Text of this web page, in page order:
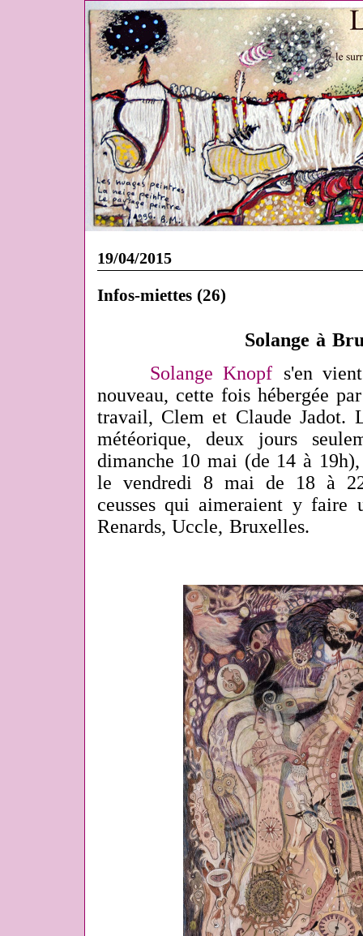
19/04/2015
Infos-miettes (26)
Solange à
Solange Knopf s'en
nouveau, cette fois hébergée
travail, Clem et Claude Jadot.
météorique, deux jours
dimanche 10 mai (de 14 à 19h),
le vendredi 8 mai de 18 à
ceusses qui aimeraient y
Renards, Uccle, Bruxelles.